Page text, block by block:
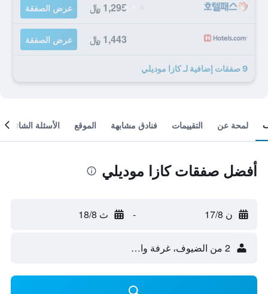
1,295 ﷼ عرض الصفقة
1,443 ﷼ عرض الصفقة
9 صفقات إضافية لـ كازا موديلي
لمحة عن التقييمات فنادق مشابهة الموقع الأسئلة الشائعة
أفضل صفقات كازا موديلي
ن 17/8 - ث 18/8
2 من الضيوف، غرفة واحدة